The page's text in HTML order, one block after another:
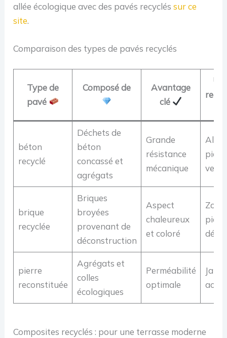
allée écologique avec des pavés recycléssur ce
site.
Comparaison des types de pavés recyclés
Type de
pavé
Composé de
Avantage
clé
béton
recyclé
Déchets de
béton
concassé et
agrégats
Grande
résistance
mécanique
brique
recyclée
Briques
broyées
provenant de
déconstruction
Aspect
chaleureux
et coloré
pierre
reconstituée
Agrégats et
colles
écologiques
Perméabilité
optimale
accès
Composites recyclés : pour une terrasse moderne